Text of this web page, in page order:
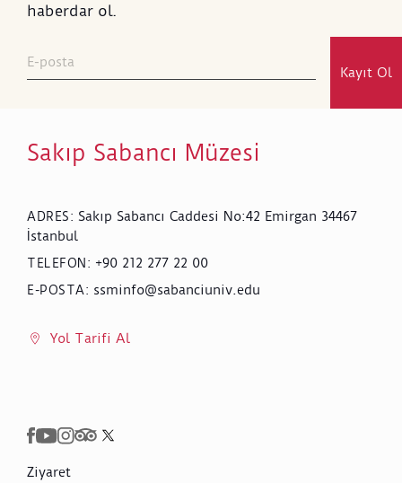
haberdar ol.
Kayıt Ol
Sakıp Sabancı Müzesi
ADRES: Sakıp Sabancı Caddesi No:42 Emirgan 34467
İstanbul
TELEFON : +90 212 277 22 00
E-POSTA: ssminfo@sabanciuniv.edu
Yol Tarifi Al
Ziyaret